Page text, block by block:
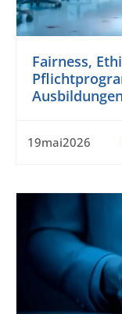
Fairness,
Ausbildungen
19mai2026